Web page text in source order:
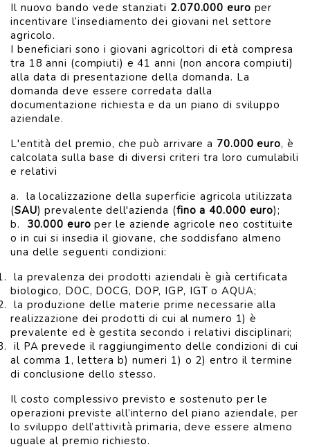
Il nuovo bando vede stanziati 2.070.000 euro per
incentivare l’insediamento dei giovani nel settore
agricolo.
I beneficiari sono i giovani agricoltori di età compresa
tra 18 anni (compiuti) e 41 anni (non ancora compiuti)
alla data di presentazione della domanda. La
domanda deve essere corredata dalla
documentazione richiesta e da un piano di sviluppo
aziendale.
L'entità del premio, che può arrivare a 70.000 euro, è
calcolata sulla base di diversi criteri tra loro cumulabili
e relativi
a. la localizzazione della superficie agricola utilizzata
(SAU) prevalente dell'azienda (fino a 40.000 euro);
b. 30.000 euro per le aziende agricole neo costituite
o in cui si insedia il giovane, che soddisfano almeno
una delle seguenti condizioni:
la prevalenza dei prodotti aziendali è già certificata
biologico, DOC, DOCG, DOP, IGP, IGT o AQUA;
la produzione delle materie prime necessarie alla
realizzazione dei prodotti di cui al numero 1) è
prevalente ed è gestita secondo i relativi disciplinari;
il PA prevede il raggiungimento delle condizioni di cui
al comma 1, lettera b) numeri 1) o 2) entro il termine
di conclusione dello stesso.
Il costo complessivo previsto e sostenuto per le
operazioni previste all’interno del piano aziendale, per
lo sviluppo dell’attività primaria, deve essere almeno
uguale al premio richiesto.